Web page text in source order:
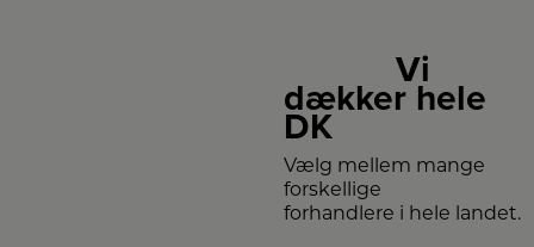
Vi
dækker hele
DK
Vælg mellem mange
forskellige
forhandlere i hele landet.